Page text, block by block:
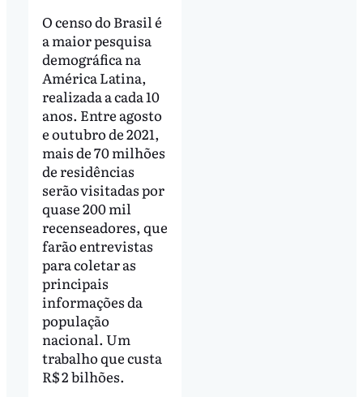
O censo do Brasil é
a maior pesquisa
demográfica na
América Latina,
realizada a cada 10
anos. Entre agosto
e outubro de 2021,
mais de 70 milhões
de residências
serão visitadas por
quase 200 mil
recenseadores, que
farão entrevistas
para coletar as
principais
informações da
população
nacional. Um
trabalho que custa
R$ 2 bilhões.